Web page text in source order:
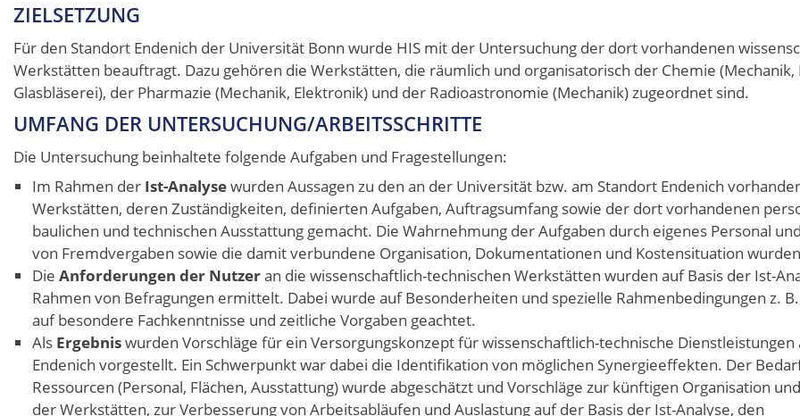
ZIELSETZUNG
Für den Standort Endenich der Universität Bonn wurde HIS mit der Untersuchung der dort vorhandenen
Werkstätten beauftragt. Dazu gehören die Werkstätten, die räumlich und organisatorisch der Chemie (Mechanik,
Glasbläserei), der Pharmazie (Mechanik, Elektronik) und der Radioastronomie (Mechanik) zugeordnet sind.
UMFANG DER UNTERSUCHUNG/ARBEITSSCHRITTE
Die Untersuchung beinhaltete folgende Aufgaben und Fragestellungen:
Im Rahmen der Ist-Analysewurden Aussagen zu den an der Universität bzw. am Standort Endenich
Werkstätten, deren Zuständigkeiten, definierten Aufgaben, Auftragsumfang sowie der dort vorhandenen
baulichen und technischen Ausstattung gemacht. Die Wahrnehmung der Aufgaben durch eigenes Personal
von Fremdvergaben sowie die damit verbundene Organisation, Dokumentationen und Kostensituation
DieAnforderungen der Nutzeran die wissenschaftlich-technischen Werkstätten wurden auf Basis der Ist-
Rahmen von Befragungen ermittelt. Dabei wurde auf Besonderheiten und spezielle Rahmenbedingungen z.
auf besondere Fachkenntnisse und zeitliche Vorgaben geachtet.
Als Ergebniswurden Vorschläge für ein Versorgungskonzept für wissenschaftlich-technische
Endenich vorgestellt. Ein Schwerpunkt war dabei die Identifikation von möglichen Synergieeffekten. Der
Ressourcen (Personal, Flächen, Ausstattung) wurde abgeschätzt und Vorschläge zur künftigen Organisation
der Werkstätten, zur Verbesserung von Arbeitsabläufen und Auslastung auf der Basis der Ist-Analyse, den